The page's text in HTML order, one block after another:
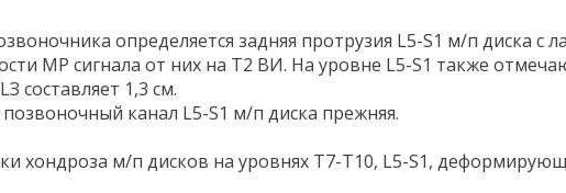
определяется задняя протрузия L5-S1 м/п
МР сигнала от них на Т2 ВИ. На уровне L5-S1 также
составляет 1,3 см.
канал L5-S1 м/п диска прежняя.
хондроза м/п дисков на уровнях Т7-Т10, L5-S1,